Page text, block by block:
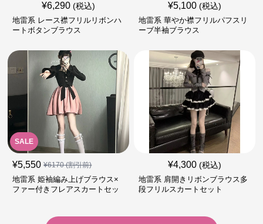
¥6,290 (税込)
地雷系 レース襟フリルリボンハ
ートボタンブラウス
¥5,100 (税込)
地雷系 華やか襟フリルパフスリ
ーブ半袖ブラウス
SALE
¥5,550 ¥6170(割引前)
地雷系 姫袖編み上げブラウス×
ファー付きフレアスカートセッ
¥4,300 (税込)
地雷系 肩開きリボンブラウス多
段フリルスカートセット